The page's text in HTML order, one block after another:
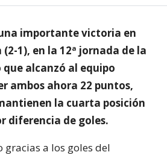
importante victoria en
1), en la 12ª jornada de la
alcanzó al equipo
ambos ahora 22 puntos,
la cuarta posición
diferencia de goles.
a los goles del